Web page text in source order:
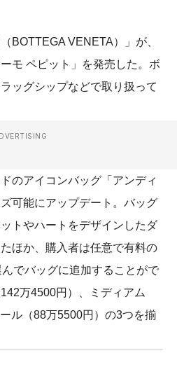
BOTTEGA VENETA）」が、
モ ペピット」を発売した。ボ
ッグシップなどで取り扱って
のアイコンバッグ「アンディ
可能にアップデート。バッグ
トやハートをデザインしたダ
ほか、購入者は任意で有料の
でバッグに追加することがで
万4500円）、ミディアム
ル（88万5500円）の3つを揃